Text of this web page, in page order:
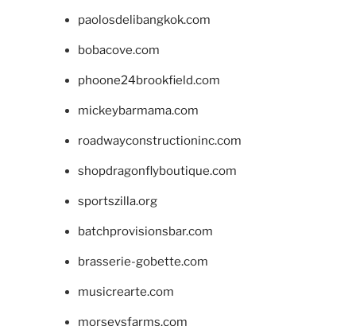
paolosdelibangkok.com
bobacove.com
phoone24brookfield.com
mickeybarmama.com
roadwayconstructioninc.com
shopdragonflyboutique.com
sportszilla.org
batchprovisionsbar.com
brasserie-gobette.com
musicrearte.com
morseysfarms.com